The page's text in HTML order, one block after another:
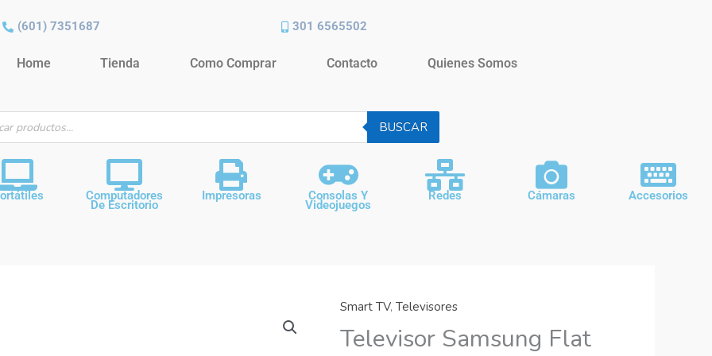
(601) 7351687 301 6565502
Home Tienda Como Comprar Contacto Quienes Somos
BUSCAR
Computadores
De Escritorio
Impresoras Consolas Y
Videojuegos
Redes Cámaras Accesorios
Smart TV,Televisores
Televisor Samsung Flat